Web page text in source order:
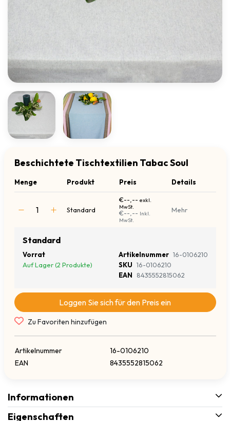
Beschichtete Tischtextilien Tabac Soul
Menge Produkt Preis Details
Standard
€--,-- exkl.
MwSt.
€--,-- Inkl.
MwSt.
Mehr
Standard
Vorrat
Auf Lager (2 Produkte)
Artikelnummer 16-0106210
SKU 16-0106210
EAN
8435552815062
Loggen Sie sich für den Preis ein
Zu Favoriten hinzufügen
Artikelnummer
16-0106210
EAN
8435552815062
Informationen
Eigenschaften